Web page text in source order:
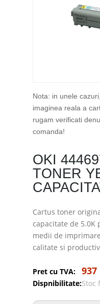
Nota: in unele
imaginea reala a
rugam verificati
comanda!
OKI
TONER
Cartus toner
capacitate de 5.0K
medii de
calitate si
Pret cu TVA: 937
Dispnibilitate:Stoc